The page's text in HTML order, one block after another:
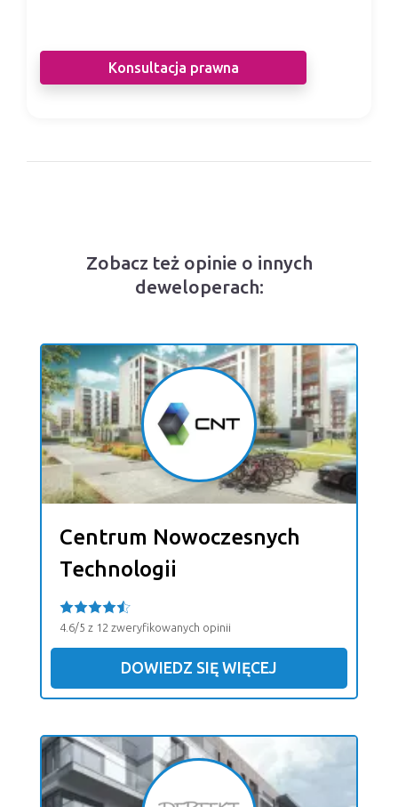
Konsultacja prawna
Zobacz też opinie o innych
deweloperach:
Centrum Nowoczesnych
Technologii
4.6/5 z 12 zweryfikowanych opinii
DOWIEDZ SIĘ WIĘCEJ